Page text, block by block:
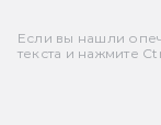
Если вы нашли
текста и нажмите